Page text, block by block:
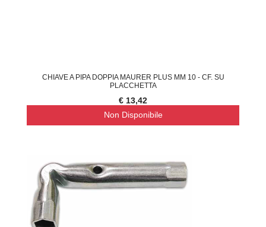
CHIAVE A PIPA DOPPIA MAURER PLUS MM 10 - CF. SU
PLACCHETTA
€ 13,42
Non Disponibile